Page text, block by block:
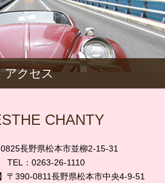
アクセス
CHANTY
0825長野県松本市並柳2-15-31
0263-26-1110
〒390-0811長野県松本市中央4-9-51